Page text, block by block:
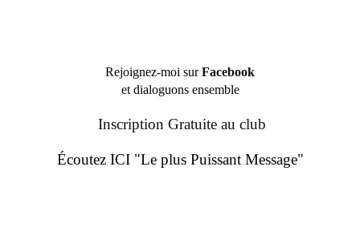
Rejoignez-moi surFacebook
et dialoguons ensemble
Inscription Gratuite au club
Écoutez ICI "Le plus Puissant Message"